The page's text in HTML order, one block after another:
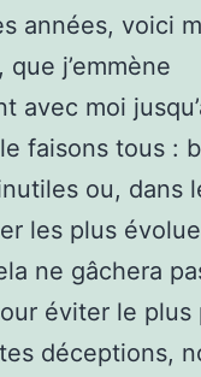
années, voici
j’emmène
avec moi
faisons tous :
ou, dans
les plus
ne gâchera
éviter le plus
déceptions,